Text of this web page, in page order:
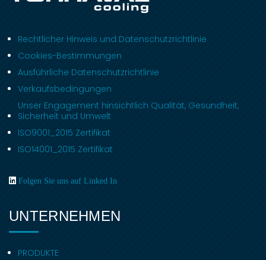
Rechtlicher Hinweis und Datenschutzrichtlinie
Cookies-Bestimmungen
Ausführliche Datenschutzrichtlinie
Verkaufsbedingungen
Unser Engagement hinsichtlich Qualität, Gesundheit,
Sicherheit und Umwelt
ISO9001_2015 Zertifikat
ISO14001_2015 Zertifikat
Folgen Sie uns auf Linked In
UNTERNEHMEN
PRODUKTE